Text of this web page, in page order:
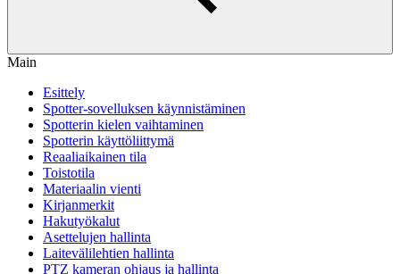
Main
Esittely
Spotter-sovelluksen käynnistäminen
Spotterin kielen vaihtaminen
Spotterin käyttöliittymä
Reaaliaikainen tila
Toistotila
Materiaalin vienti
Kirjanmerkit
Hakutyökalut
Asettelujen hallinta
Laitevälilehtien hallinta
PTZ kameran ohjaus ja hallinta